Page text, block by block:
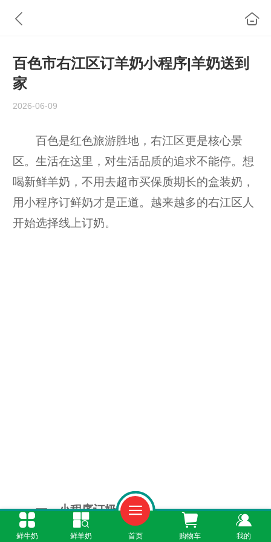
百色市右江区订羊奶小程序|羊奶送到
家
2026-06-09
百色是红色旅游胜地，右江区更是核心景
区。生活在这里，对生活品质的追求不能停。想
喝新鲜羊奶，不用去超市买保质期长的盒装奶，
用小程序订鲜奶才是正道。越来越多的右江区人
开始选择线上订奶。
一、小程序订奶新体验
鲜牛奶 鲜羊奶 首页 购物车 我的